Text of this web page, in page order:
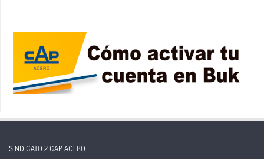
SINDICATO 2 CAP ACERO